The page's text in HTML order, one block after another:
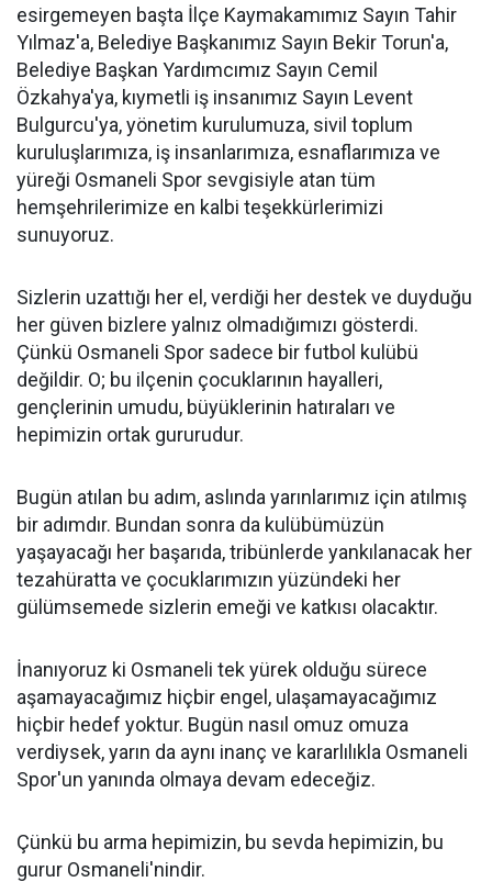
esirgemeyen başta İlçe Kaymakamımız Sayın Tahir
Yılmaz'a, Belediye Başkanımız Sayın Bekir Torun'a,
Belediye Başkan Yardımcımız Sayın Cemil
Özkahya'ya, kıymetli iş insanımız Sayın Levent
Bulgurcu'ya, yönetim kurulumuza, sivil toplum
kuruluşlarımıza, iş insanlarımıza, esnaflarımıza ve
yüreği Osmaneli Spor sevgisiyle atan tüm
hemşehrilerimize en kalbi teşekkürlerimizi
sunuyoruz.
Sizlerin uzattığı her el, verdiği her destek ve duyduğu
her güven bizlere yalnız olmadığımızı gösterdi.
Çünkü Osmaneli Spor sadece bir futbol kulübü
değildir. O; bu ilçenin çocuklarının hayalleri,
gençlerinin umudu, büyüklerinin hatıraları ve
hepimizin ortak gururudur.
Bugün atılan bu adım, aslında yarınlarımız için atılmış
bir adımdır. Bundan sonra da kulübümüzün
yaşayacağı her başarıda, tribünlerde yankılanacak her
tezahüratta ve çocuklarımızın yüzündeki her
gülümsemede sizlerin emeği ve katkısı olacaktır.
İnanıyoruz ki Osmaneli tek yürek olduğu sürece
aşamayacağımız hiçbir engel, ulaşamayacağımız
hiçbir hedef yoktur. Bugün nasıl omuz omuza
verdiysek, yarın da aynı inanç ve kararlılıkla Osmaneli
Spor'un yanında olmaya devam edeceğiz.
Çünkü bu arma hepimizin, bu sevda hepimizin, bu
gurur Osmaneli'nindir.